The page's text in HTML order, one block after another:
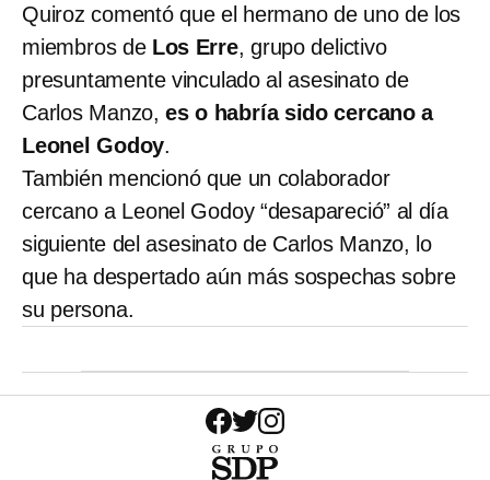
Quiroz comentó que el hermano de uno de los
miembros deLos Erre, grupo delictivo
presuntamente vinculado al asesinato de
Carlos Manzo,es o habría sido cercano a
Leonel Godoy.
También mencionó que un colaborador
cercano a Leonel Godoy “desapareció” al día
siguiente del asesinato de Carlos Manzo, lo
que ha despertado aún más sospechas sobre
su persona.